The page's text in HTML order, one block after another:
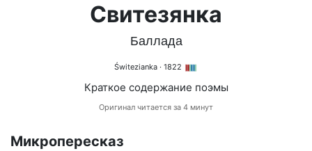
Свитезянка
Баллада
Świtezianka · 1822
Краткое содержание поэмы
Оригинал читается за 4 минут
Микропересказ